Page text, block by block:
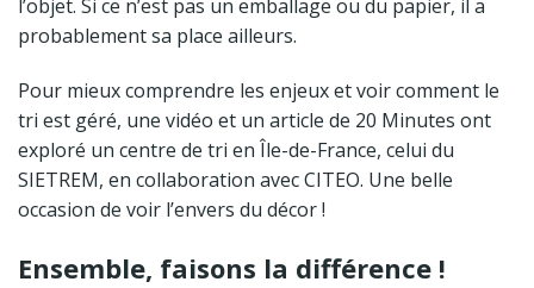
l’objet. Si ce n’est pas un emballage ou du papier, il a
probablement sa place ailleurs.
Pour mieux comprendre les enjeux et voir comment le
tri est géré, une vidéo et un article de 20 Minutes ont
exploré un centre de tri en Île-de-France, celui du
SIETREM, en collaboration avec CITEO. Une belle
occasion de voir l’envers du décor !
Ensemble, faisons la différence !